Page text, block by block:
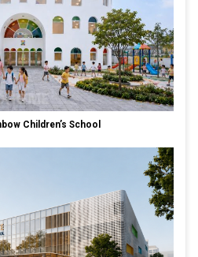
Children’s School